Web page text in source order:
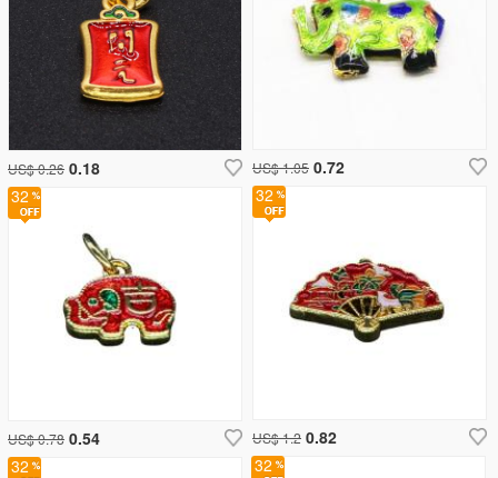
US$ 0.26 0.18
32
32
US$ 0.78 0.54
32
US$ 1.2 0.82
US$ 1.05 0.72
32